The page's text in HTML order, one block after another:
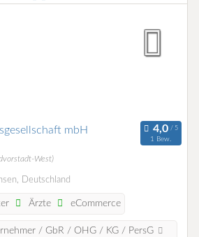
mbH
1 Bew.
West)
Deutschland
Ärzte eCommerce
/ GbR / OHG / KG / PersG